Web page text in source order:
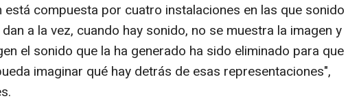
compuesta por cuatro instalaciones en las que sonido
a la vez, cuando hay sonido, no se muestra la imagen y
el sonido que la ha generado ha sido eliminado para que
imaginar qué hay detrás de esas representaciones",